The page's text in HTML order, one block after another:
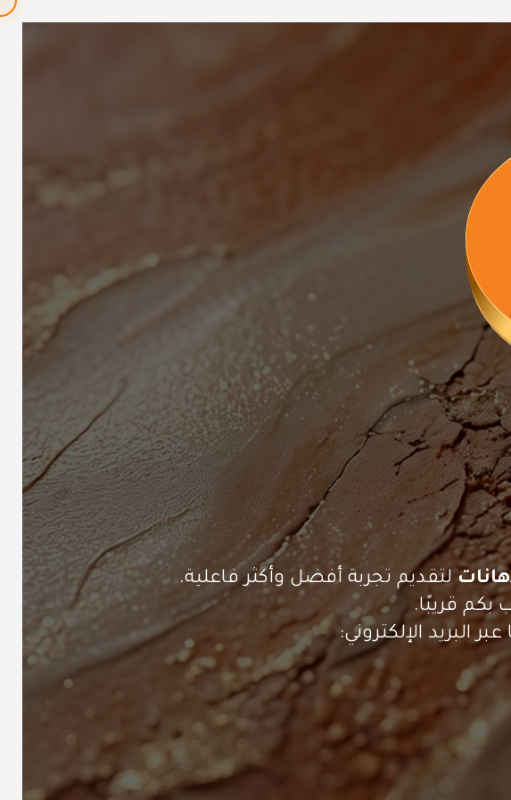
لتقديم تجربة أفضل وأكثر فاعلية.
بكم قريبًا.
البريد الإلكتروني: